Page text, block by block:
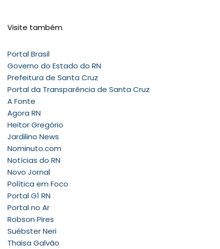
Visite também
Portal Brasil
Governo do Estado do RN
Prefeitura de Santa Cruz
Portal da Transparência de Santa Cruz
A Fonte
Agora RN
Heitor Gregório
Jardilino News
Nominuto.com
Notícias do RN
Novo Jornal
Política em Foco
Portal G1 RN
Portal no Ar
Robson Pires
Suébster Neri
Thaisa Galvão